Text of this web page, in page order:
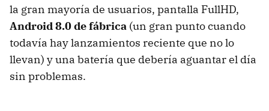
la gran mayoría de usuarios, pantalla FullHD,
Android 8.0 de fábrica (un gran punto cuando
todavía hay lanzamientos reciente que no lo
llevan) y una batería que debería aguantar el día
sin problemas.